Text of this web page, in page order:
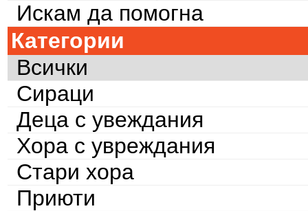
Искам да помогна
Категории
Всички
Сираци
Деца с увеждания
Хора с увреждания
Стари хора
Приюти